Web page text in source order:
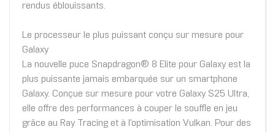
rendus éblouissants.
Le processeur le plus puissant conçu sur mesure pour
Galaxy
La nouvelle puce Snapdragon® 8 Elite pour Galaxy est la
plus puissante jamais embarquée sur un smartphone
Galaxy. Conçue sur mesure pour votre Galaxy S25 Ultra,
elle offre des performances à couper le souffle en jeu
grâce au Ray Tracing et à l'optimisation Vulkan. Pour des